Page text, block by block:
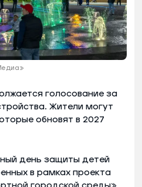
голосование за
Жители могут
обновят в 2027
день защиты детей
в рамках проекта